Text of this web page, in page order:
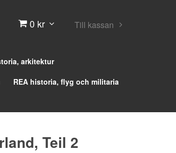
0 kr Till kassan
arkitektur
REA historia, flyg och militaria
Teil 2